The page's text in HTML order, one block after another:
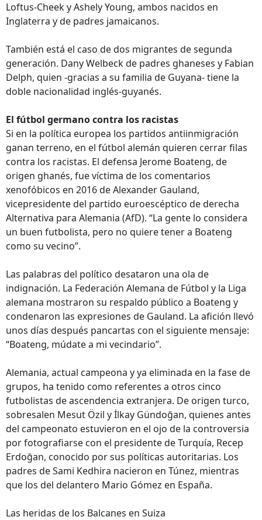
Loftus-Cheek y Ashely Young, ambos nacidos en
Inglaterra y de padres jamaicanos.
También está el caso de dos migrantes de segunda
generación. Dany Welbeck de padres ghaneses y Fabian
Delph, quien -gracias a su familia de Guyana- tiene la
doble nacionalidad inglés-guyanés.
El fútbol germano contra los racistas
Si en la política europea los partidos antiinmigración
ganan terreno, en el fútbol alemán quieren cerrar filas
contra los racistas. El defensa Jerome Boateng, de
origen ghanés, fue víctima de los comentarios
xenofóbicos en 2016 de Alexander Gauland,
vicepresidente del partido euroescéptico de derecha
Alternativa para Alemania (AfD). “La gente lo considera
un buen futbolista, pero no quiere tener a Boateng
como su vecino”.
Las palabras del político desataron una ola de
indignación. La Federación Alemana de Fútbol y la Liga
alemana mostraron su respaldo público a Boateng y
condenaron las expresiones de Gauland. La afición llevó
unos días después pancartas con el siguiente mensaje:
“Boateng, múdate a mi vecindario”.
Alemania, actual campeona y ya eliminada en la fase de
grupos, ha tenido como referentes a otros cinco
futbolistas de ascendencia extranjera. De origen turco,
sobresalen Mesut Özil y İlkay Gündoğan, quienes antes
del campeonato estuvieron en el ojo de la controversia
por fotografiarse con el presidente de Turquía, Recep
Erdoğan, conocido por sus políticas autoritarias. Los
padres de Sami Kedhira nacieron en Túnez, mientras
que los del delantero Mario Gómez en España.
Las heridas de los Balcanes en Suiza